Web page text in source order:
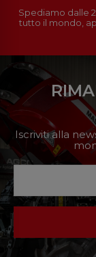
Spediamo dalle
tutto il mondo,
Iscriviti alla